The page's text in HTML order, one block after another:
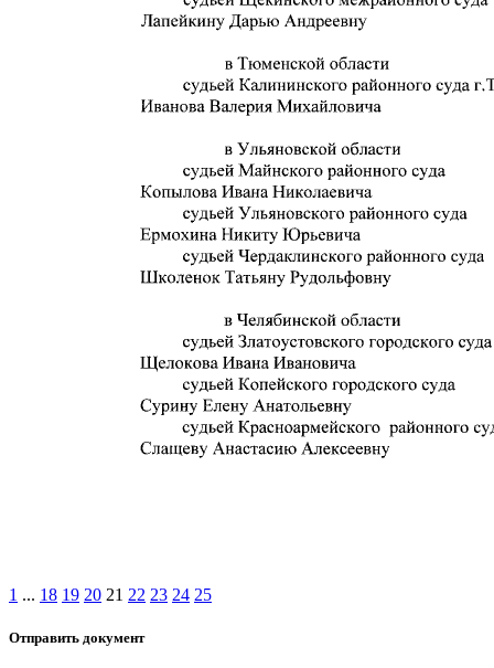
1 ... 18 19 20 21 22 23 24 25
Отправить документ